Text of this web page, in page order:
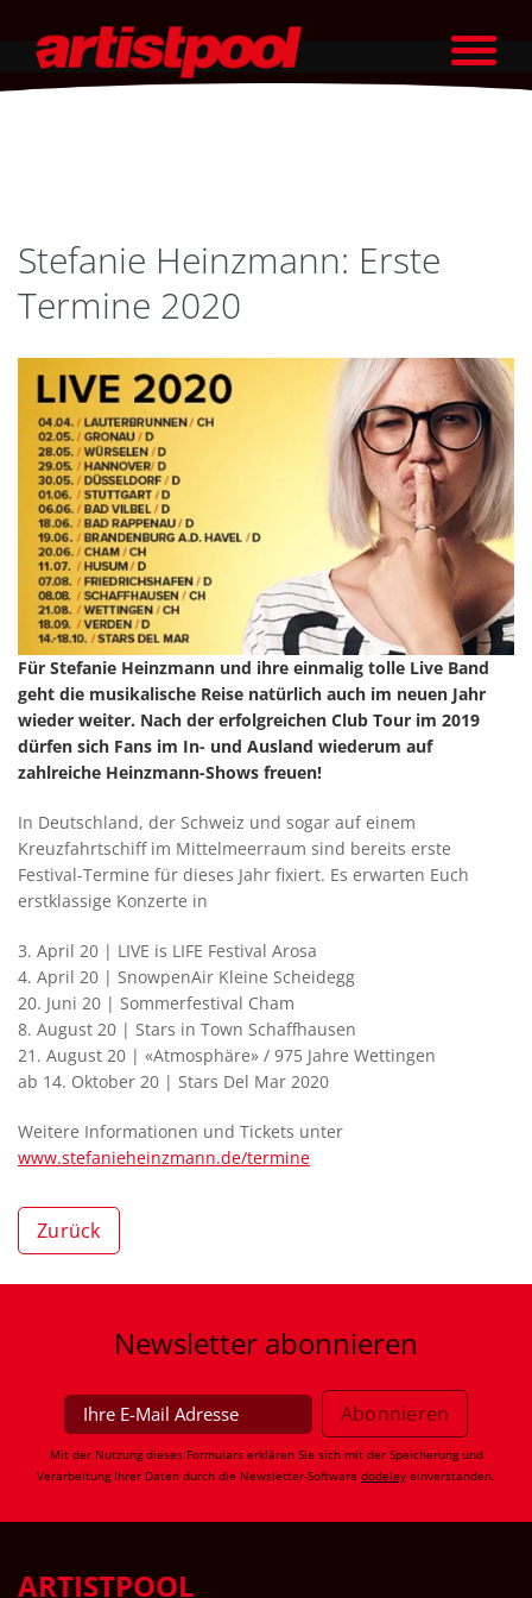
Stefanie Heinzmann: Erste
Termine 2020
Für Stefanie Heinzmann und ihre einmalig tolle Live Band
geht die musikalische Reise natürlich auch im neuen Jahr
wieder weiter. Nach der erfolgreichen Club Tour im 2019
dürfen sich Fans im In- und Ausland wiederum auf
zahlreiche Heinzmann-Shows freuen!
In Deutschland, der Schweiz und sogar auf einem
Kreuzfahrtschiff im Mittelmeerraum sind bereits erste
Festival-Termine für dieses Jahr fixiert. Es erwarten Euch
erstklassige Konzerte in
3. April 20 | LIVE is LIFE Festival Arosa
4. April 20 | SnowpenAir Kleine Scheidegg
20. Juni 20 | Sommerfestival Cham
8. August 20 | Stars in Town Schaffhausen
21. August 20 | «Atmosphäre» / 975 Jahre Wettingen
ab 14. Oktober 20 | Stars Del Mar 2020
Weitere Informationen und Tickets unter
www.stefanieheinzmann.de/termine
Zurück
Newsletter abonnieren
Mit der Nutzung dieses Formulars erklären Sie sich mit der Speicherung und
Verarbeitung Ihrer Daten durch die Newsletter-Software dodeley einverstanden.
ARTISTPOOL